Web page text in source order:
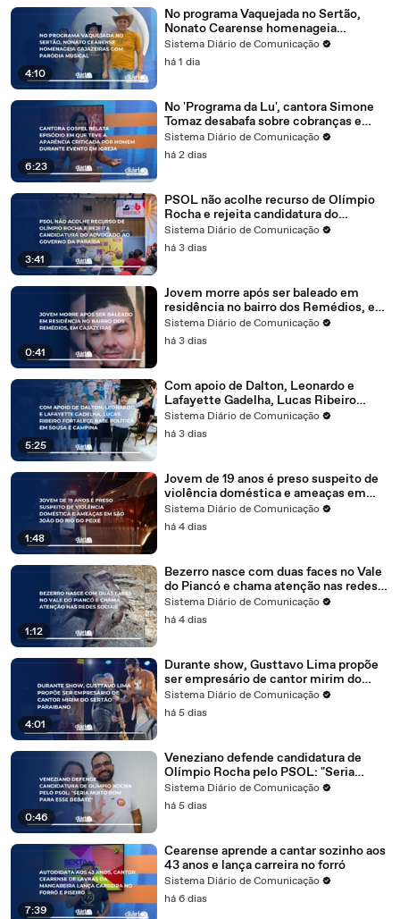
4:10
No programa Vaquejada no Sertão,
Nonato Cearense homenageia
Cajazeiras com paródia musical
Sistema Diário de Comunicação
há 1 dia
6:23
No 'Programa da Lu', cantora Simone
Tomaz desabafa sobre cobranças e
desafios na carreira gospel
Sistema Diário de Comunicação
há 2 dias
3:41
PSOL não acolhe recurso de Olímpio
Rocha e rejeita candidatura do
advogado ao governo da Paraíba
Sistema Diário de Comunicação
há 3 dias
0:41
Jovem morre após ser baleado em
residência no bairro dos Remédios, em
Cajazeiras
Sistema Diário de Comunicação
há 3 dias
5:25
Com apoio de Dalton, Leonardo e
Lafayette Gadelha, Lucas Ribeiro
fortalece base política em Sousa e
Campina
Sistema Diário de Comunicação
há 3 dias
1:48
Jovem de 19 anos é preso suspeito de
violência doméstica e ameaças em
São João do Rio do Peixe
Sistema Diário de Comunicação
há 4 dias
1:12
Bezerro nasce com duas faces no Vale
do Piancó e chama atenção nas redes
sociais
Sistema Diário de Comunicação
há 4 dias
4:01
Durante show, Gusttavo Lima propõe
ser empresário de cantor mirim do
Sertão paraibano
Sistema Diário de Comunicação
há 5 dias
0:46
Veneziano defende candidatura de
Olímpio Rocha pelo PSOL: "Seria
muito bom para esse debate"
Sistema Diário de Comunicação
há 5 dias
7:39
Cearense aprende a cantar sozinho aos
43 anos e lança carreira no forró
Sistema Diário de Comunicação
há 6 dias